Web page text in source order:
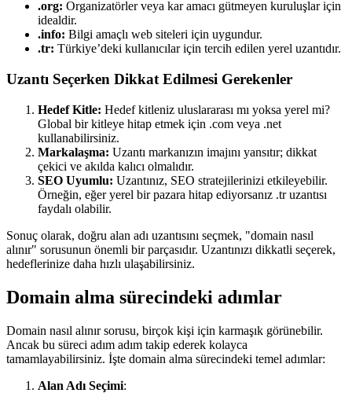
.org: Organizatörler veya kar amacı gütmeyen kuruluşlar için
idealdir.
.info: Bilgi amaçlı web siteleri için uygundur.
.tr: Türkiye’deki kullanıcılar için tercih edilen yerel uzantıdır.
Uzantı Seçerken Dikkat Edilmesi Gerekenler
Hedef Kitle: Hedef kitleniz uluslararası mı yoksa yerel mi?
Global bir kitleye hitap etmek için .com veya .net
kullanabilirsiniz.
Markalaşma: Uzantı markanızın imajını yansıtır; dikkat
çekici ve akılda kalıcı olmalıdır.
SEO Uyumlu: Uzantınız, SEO stratejilerinizi etkileyebilir.
Örneğin, eğer yerel bir pazara hitap ediyorsanız .tr uzantısı
faydalı olabilir.
Sonuç olarak, doğru alan adı uzantısını seçmek, "domain nasıl
alınır" sorusunun önemli bir parçasıdır. Uzantınızı dikkatli seçerek,
hedeflerinize daha hızlı ulaşabilirsiniz.
Domain alma sürecindeki adımlar
Domain nasıl alınır sorusu, birçok kişi için karmaşık görünebilir.
Ancak bu süreci adım adım takip ederek kolayca
tamamlayabilirsiniz. İşte domain alma sürecindeki temel adımlar:
Alan Adı Seçimi: